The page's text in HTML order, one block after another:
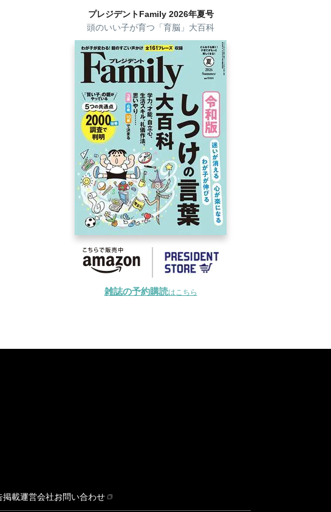
プレジデントFamily 2026年夏号
頭のいい子が育つ「育脳」大百科
雑誌の予約購読はこちら
掲載運営会社お問い合わせ